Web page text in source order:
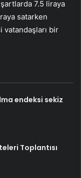
7.5 liraya
satarken
vatandaşları bir
endeksi sekiz
Toplantısı